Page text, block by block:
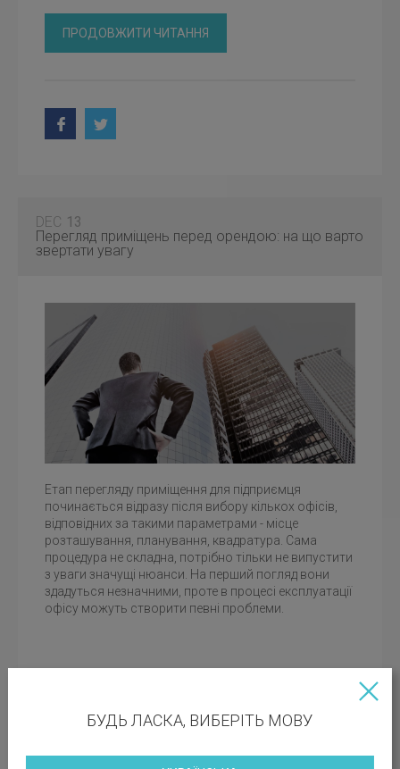
ПРОДОВЖИТИ ЧИТАННЯ
DEC 13
Перегляд приміщень перед орендою: на що варто
звертати увагу
Етап перегляду приміщення для підприємця
починається відразу після вибору кількох офісів,
відповідних за такими параметрами - місце
розташування, планування, квадратура. Сама
процедура не складна, потрібно тільки не випустити
з уваги значущі нюанси. На перший погляд вони
здадуться незначними, проте в процесі експлуатації
офісу можуть створити певні проблеми.
БУДЬ ЛАСКА, ВИБЕРІТЬ МОВУ